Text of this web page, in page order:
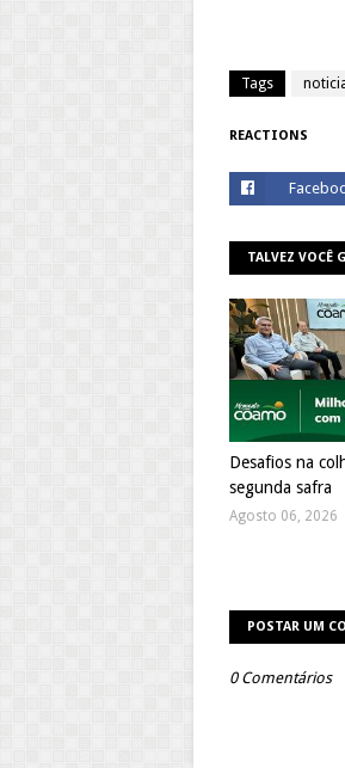
Tags
REACTIONS
TALVEZ VOCÊ
Desafios na
segunda safra
Agosto 06, 2026
POSTAR UM
0 Comentários